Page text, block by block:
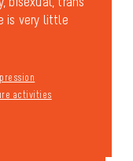
is very little
activities